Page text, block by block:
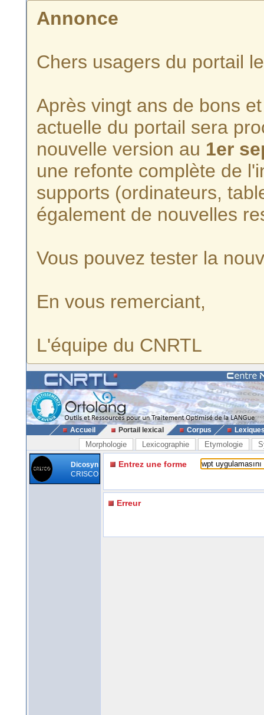
Annonce
Chers usagers du portail
Après vingt ans de bons
actuelle du portail sera
nouvelle version au 1er
une refonte complète de
supports (ordinateurs,
également de nouvelles
Vous pouvez tester la
En vous remerciant,
L'équipe du CNRTL
Accueil Portail lexical Corpus
Morphologie Lexicographie Etymologie
Dicosyn
CRISCO
Entrez une forme
Erreur